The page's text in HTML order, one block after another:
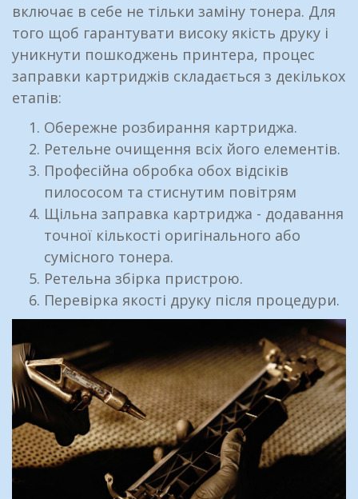
включає в себе не тільки заміну тонера. Для
того щоб гарантувати високу якість друку і
уникнути пошкоджень принтера, процес
заправки картриджів складається з декількох
етапів:
Обережне розбирання картриджа.
Ретельне очищення всіх його елементів.
Професійна обробка обох відсіків
пилососом та стиснутим повітрям
Щільна заправка картриджа - додавання
точної кількості оригінального або
сумісного тонера.
Ретельна збірка пристрою.
Перевірка якості друку після процедури.